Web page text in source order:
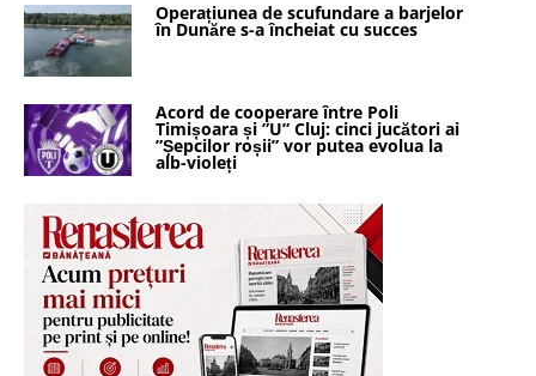
Operațiunea de scufundare a barjelor
în Dunăre s-a încheiat cu succes
Acord de cooperare între Poli
Timișoara și ”U” Cluj: cinci jucători ai
”Șepcilor roșii” vor putea evolua la
alb-violeți